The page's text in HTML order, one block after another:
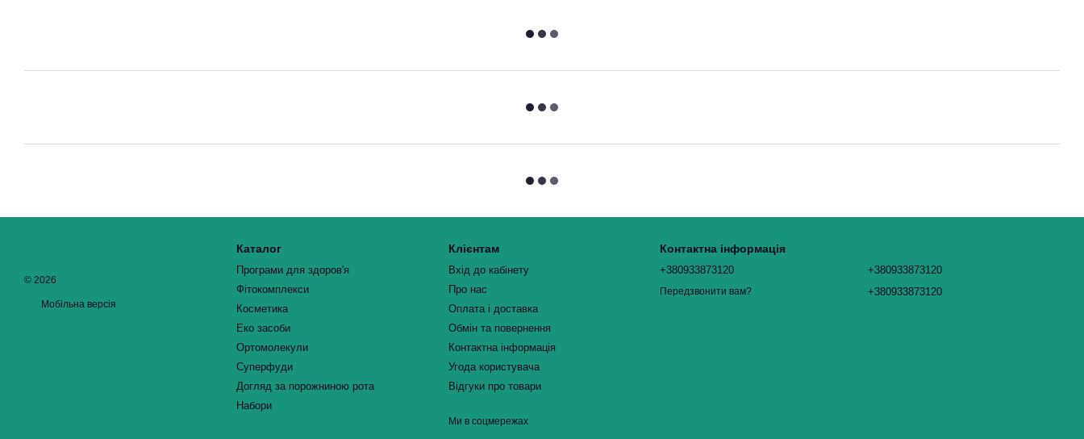
© 2026
Мобільна версія
Каталог
Програми для здоров'я
Фітокомплекси
Косметика
Еко засоби
Ортомолекули
Суперфуди
Догляд за порожниною рота
Набори
Клієнтам
Вхід до кабінету
Про нас
Оплата і доставка
Обмін та повернення
Контактна інформація
Угода користувача
Відгуки про товари
Ми в соцмережах
Контактна інформація
+380933873120
Передзвонити вам?
+380933873120
+380933873120